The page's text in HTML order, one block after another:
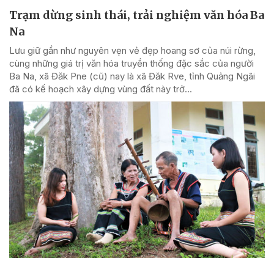
Trạm dừng sinh thái, trải nghiệm văn hóa Ba
Na
Lưu giữ gần như nguyên vẹn vẻ đẹp hoang sơ của núi rừng,
cùng những giá trị văn hóa truyền thống đặc sắc của người
Ba Na, xã Đăk Pne (cũ) nay là xã Đăk Rve, tỉnh Quảng Ngãi
đã có kế hoạch xây dựng vùng đất này trở...